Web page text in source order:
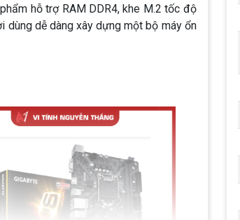
hỗ trợ RAM DDR4, khe M.2 tốc độ
dùng dễ dàng xây dựng một bộ máy ổn